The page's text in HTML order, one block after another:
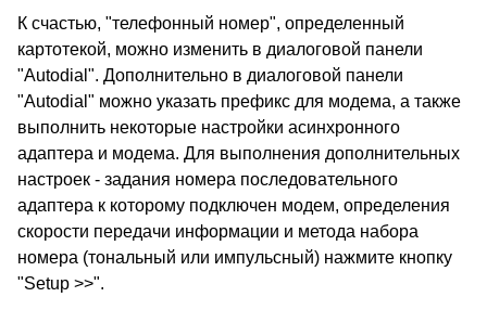
К счастью, "телефонный номер", определенный
картотекой, можно изменить в диалоговой панели
"Autodial". Дополнительно в диалоговой панели
"Autodial" можно указать префикс для модема, а также
выполнить некоторые настройки асинхронного
адаптера и модема. Для выполнения дополнительных
настроек - задания номера последовательного
адаптера к которому подключен модем, определения
скорости передачи информации и метода набора
номера (тональный или импульсный) нажмите кнопку
"Setup >>".